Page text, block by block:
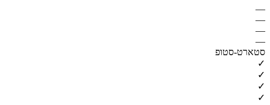
—
—
—
—
סטארט-סטופ
✓
✓
✓
✓